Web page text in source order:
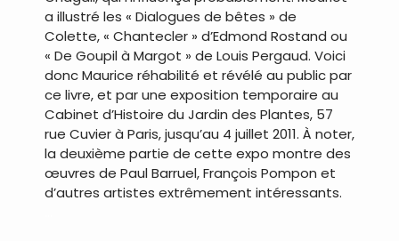
a illustré les « Dialogues de bêtes » de
Colette, « Chantecler » d’Edmond Rostand ou
« De Goupil à Margot » de Louis Pergaud. Voici
donc Maurice réhabilité et révélé au public par
ce livre, et par une exposition temporaire au
Cabinet d’Histoire du Jardin des Plantes, 57
rue Cuvier à Paris, jusqu’au 4 juillet 2011. À noter,
la deuxième partie de cette expo montre des
œuvres de Paul Barruel, François Pompon et
d’autres artistes extrêmement intéressants.